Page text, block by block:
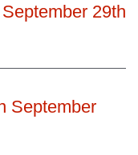
29th
September